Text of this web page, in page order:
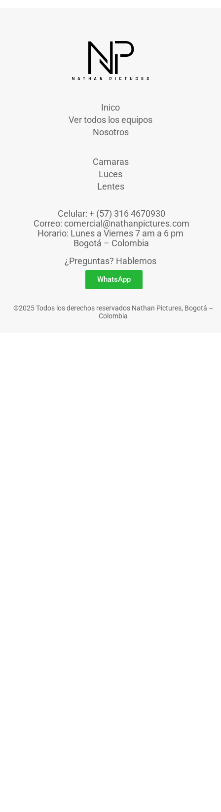
Inico
Ver todos los equipos
Nosotros
Camaras
Luces
Lentes
Celular: + (57) 316 4670930
Correo: comercial@nathanpictures.com
Horario: Lunes a Viernes 7 am a 6 pm
Bogotá – Colombia
¿Preguntas? Hablemos
WhatsApp
©2025 Todos los derechos reservados Nathan Pictures, Bogotá –
Colombia